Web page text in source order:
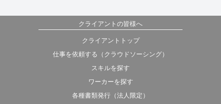
クライアントの皆様へ
クライアントトップ
仕事を依頼する（クラウドソーシング）
スキルを探す
ワーカーを探す
各種書類発行（法人限定）